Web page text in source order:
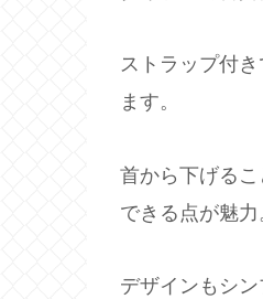
ストラップ付
ます。
首から下げる
できる点が魅力
デザインもシ